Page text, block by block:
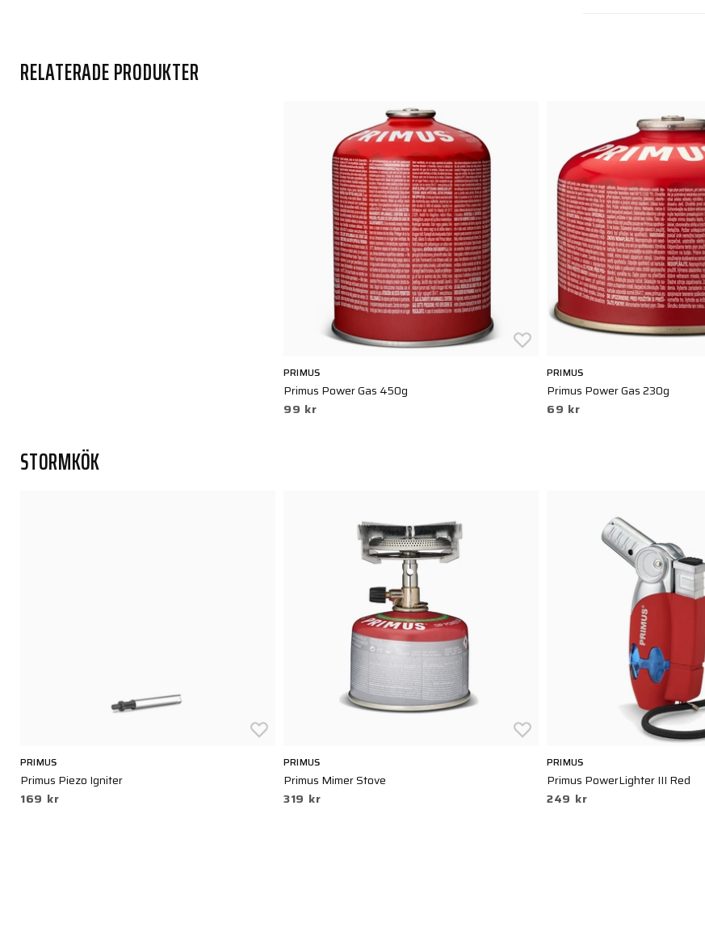
RELATERADE PRODUKTER
PRIMUS
Primus Power Gas 450g
99 kr
PRIMUS
Primus Power Gas 230g
69 kr
STORMKÖK
PRIMUS
Primus Piezo Igniter
169 kr
PRIMUS
Primus Mimer Stove
319 kr
PRIMUS
Primus PowerLighter III Red
249 kr